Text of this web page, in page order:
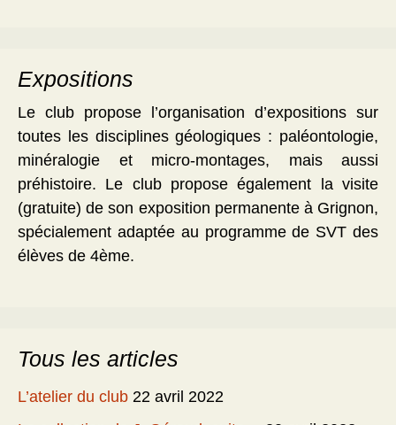
Expositions
Le club propose l’organisation d’expositions sur
toutes les disciplines géologiques : paléontologie,
minéralogie et micro-montages, mais aussi
préhistoire. Le club propose également la visite
(gratuite) de son exposition permanente à Grignon,
spécialement adaptée au programme de SVT des
élèves de 4ème.
Tous les articles
L’atelier du club 22 avril 2022